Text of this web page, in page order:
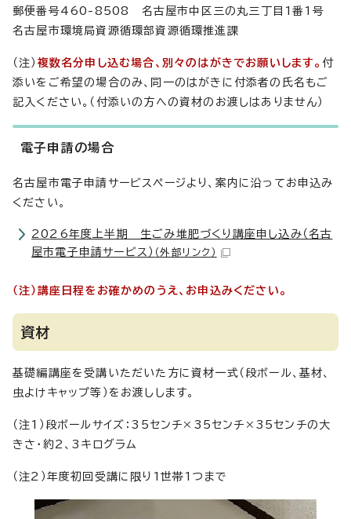
郵便番号460-8508 名古屋市中区三の丸三丁目1番1号
名古屋市環境局資源循環部資源循環推進課
（注） 複数名分申し込む場合、別々のはがきでお願いします。 付
添いをご希望の場合のみ、同一のはがきに付添者の氏名もご
記入ください。（付添いの方への資材のお渡しはありません）
電子申請の場合
名古屋市電子申請サービスページより、案内に沿ってお申込み
ください。
2026年度上半期 生ごみ堆肥づくり講座申し込み（名古
屋市電子申請サービス） （外部リンク）
（注）講座日程をお確かめのうえ、お申込みください。
資材
基礎編講座を受講いただいた方に資材一式（段ボール、基材、
虫よけキャップ等）をお渡しします。
（注1）段ボールサイズ：35センチ×35センチ×35センチの大
きさ・約2、3キログラム
（注2）年度初回受講に限り1世帯1つまで